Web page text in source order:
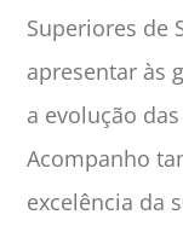
Superiores de
apresentar às
a evolução
Acompanho
excelência da